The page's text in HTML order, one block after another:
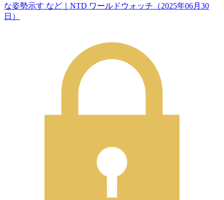
な姿勢示す など｜NTD ワールドウォッチ（2025年06月30
日）